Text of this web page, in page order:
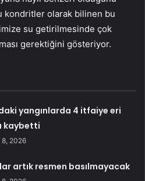
kondritler olarak bilinen bu
su getirilmesinde çok
gerektiğini gösteriyor.
yangınlarda 4 itfaiye eri
kaybetti
8, 2026
artık resmen basılmayacak